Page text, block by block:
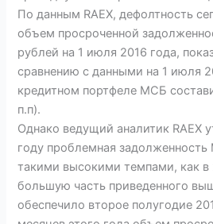
По данным RAEX, дефолтность
объем просроченной
рублей на 1 июля 2016 года,
сравнению с данными на 1 июля
кредитном портфеле МСБ
п.п).
Однако ведущий аналитик RAEX
году проблемная
такими высокими темпами, как в
большую часть приведенного
обеспечило второе полугодие